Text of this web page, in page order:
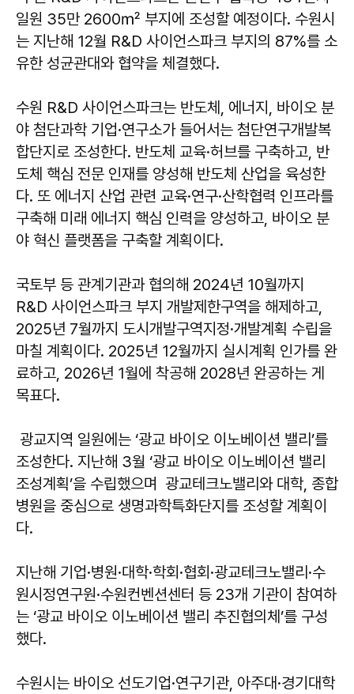
일원 35만 2600㎡ 부지에 조성할 예정이다. 수원시
는 지난해 12월 R&D 사이언스파크 부지의 87%를 소
유한 성균관대와 협약을 체결했다.
수원 R&D 사이언스파크는 반도체, 에너지, 바이오 분
야 첨단과학 기업·연구소가 들어서는 첨단연구개발복
합단지로 조성한다. 반도체 교육·허브를 구축하고, 반
도체 핵심 전문 인재를 양성해 반도체 산업을 육성한
다. 또 에너지 산업 관련 교육·연구·산학협력 인프라를
구축해 미래 에너지 핵심 인력을 양성하고, 바이오 분
야 혁신 플랫폼을 구축할 계획이다.
국토부 등 관계기관과 협의해 2024년 10월까지
R&D 사이언스파크 부지 개발제한구역을 해제하고,
2025년 7월까지 도시개발구역지정·개발계획 수립을
마칠 계획이다. 2025년 12월까지 실시계획 인가를 완
료하고, 2026년 1월에 착공해 2028년 완공하는 게
목표다.
광교지역 일원에는 ‘광교 바이오 이노베이션 밸리’를
조성한다. 지난해 3월 ‘광교 바이오 이노베이션 밸리
조성계획’을 수립했으며 광교테크노밸리와 대학, 종합
병원을 중심으로 생명과학특화단지를 조성할 계획이
다.
지난해 기업·병원·대학·학회·협회·광교테크노밸리·수
원시정연구원·수원컨벤션센터 등 23개 기관이 참여하
는 ‘광교 바이오 이노베이션 밸리 추진협의체’를 구성
했다.
수원시는 바이오 선도기업·연구기관, 아주대·경기대학